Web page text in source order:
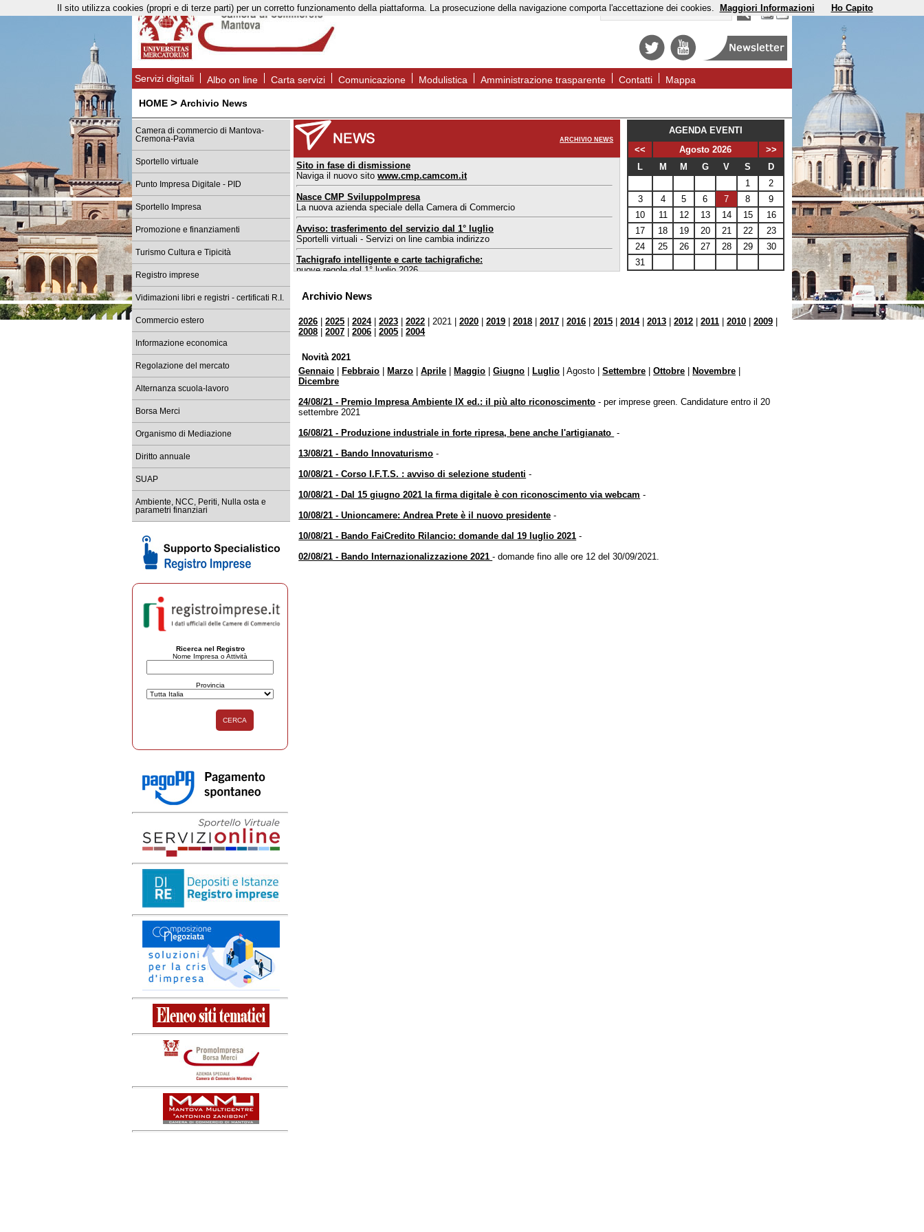
Servizi digitali Albo on line Carta servizi Comunicazione Modulistica Amministrazione trasparente Contatti Mappa
HOME > Archivio News
Camera di commercio di Mantova-
Cremona-Pavia
Sportello virtuale
Punto Impresa Digitale - PID
Sportello Impresa
Promozione e finanziamenti
Turismo Cultura e Tipicità
Registro imprese
Vidimazioni libri e registri - certificati R.I.
Commercio estero
Informazione economica
Regolazione del mercato
Alternanza scuola-lavoro
Borsa Merci
Organismo di Mediazione
Diritto annuale
SUAP
Ambiente, NCC, Periti, Nulla osta e
parametri finanziari
Ricerca nel Registro
Nome Impresa o Attività
Provincia
CERCA
ARCHIVIO NEWS
Sito in fase di dismissione
Naviga il nuovo sito www.cmp.camcom.it
Nasce CMP SviluppoImpresa
La nuova azienda speciale della Camera di Commercio
Avviso: trasferimento del servizio dal 1° luglio
Sportelli virtuali - Servizi on line cambia indirizzo
Tachigrafo intelligente e carte tachigrafiche:
nuove regole dal 1° luglio 2026
Sportello estero Mantova: nuove modalità di accesso
dal 1° maggio 2026 accesso consentito solo su appuntamento
Registro Imprese sede di Mantova: rallentamenti nei
tempi di lavorazione delle pratiche
Bandi e contributi per le imprese
Comunicati stampa ed eventi
Resta informato sulle iniziative della Camera di CR-MN-PV
Scopri l'ultimo numero di Unioncamere Economia & Imprese:
leggilo su PC, tablet o smartphone!
AGENDA EVENTI
<<
Agosto 2026
>>
L
M M G V S
D
1
2
3
4 5 6 7 8
9
10
11 12 13 14 15
16
17
18 19 20 21 22
23
24
25 26 27 28 29
30
31
Archivio News
2026 |2025 |2024|2023 |2022 | 2021 |2020 |2019 |2018 |2017 |2016 |2015 |2014|2013 |2012 |2011 |2010 |2009
2008 |2007 |2006 |2005 |2004
Novità 2021
Gennaio
Febbraio Marzo |Aprile Maggio |Giugno Luglio | Agosto |Settembre |Ottobre Novembre
Dicembre
24/08/21 - Premio Impresa Ambiente IX ed.: il più alto riconoscimento - per imprese green. Candidature entro il 20
settembre 2021
16/08/21 - Produzione industriale in forte ripresa, bene anche l'artigianato -
13/08/21 - Bando Innovaturismo -
10/08/21 - Corso I.F.T.S. : avviso di selezione studenti -
10/08/21 - Dal 15 giugno 2021 la firma digitale è con riconoscimento via webcam -
10/08/21 - Unioncamere: Andrea Prete è il nuovo presidente -
10/08/21 - Bando FaiCredito Rilancio: domande dal 19 luglio 2021 -
02/08/21 - Bando Internazionalizzazione 2021- domande fino alle ore 12 del 30/09/2021.
Il sito utilizza cookies (propri e di terze parti) per un corretto funzionamento della piattaforma. La prosecuzione della navigazione comporta l'accettazione dei cookies. Maggiori Informazioni Ho Capito